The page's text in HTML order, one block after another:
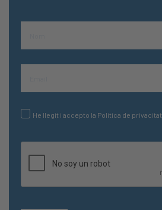
He llegit i accepto la Política de privacitat